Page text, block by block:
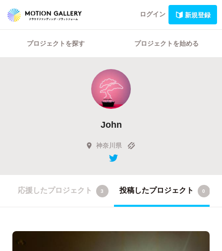
ログイン 新規登録
プロジェクトを探す プロジェクトを始める
John
神奈川県
応援したプロジェクト 3 投稿したプロジェクト 0